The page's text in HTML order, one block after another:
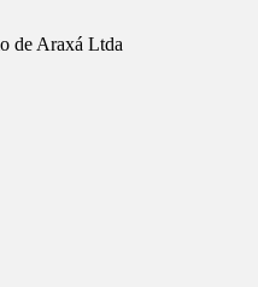
de Araxá Ltda